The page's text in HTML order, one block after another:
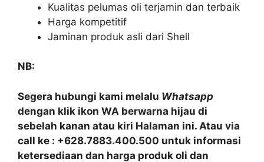
Kualitas pelumas oli terjamin dan terbaik
Harga kompetitif
Jaminan produk asli dari Shell
NB:
Segera hubungi kami melalu Whatsapp
dengan klik ikon WA berwarna hijau di
sebelah kanan atau kiri Halaman ini. Atau via
call ke : +628.7883.400.500 untuk informasi
ketersediaan dan harga produk oli dan